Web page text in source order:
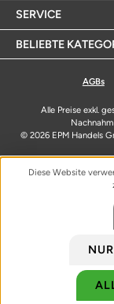
Biozidprodukte
SERVICE
BELIEBTE
AGBs
Alle Preise exkl.
© 2026 EPM Handels
Diese Website